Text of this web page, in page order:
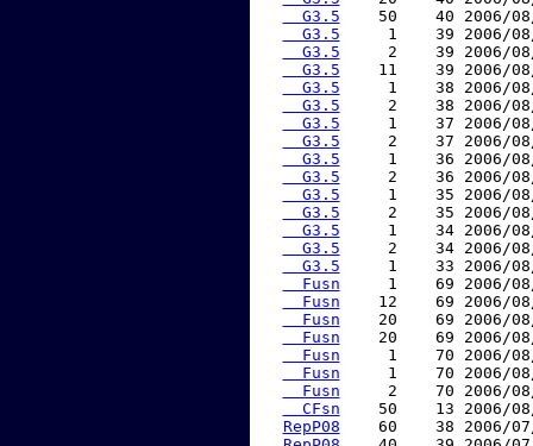
  G3.5
50    40 2006/
  G3.5
1    39 2006/
  G3.5
2    39 2006/
  G3.5
11    39 2006/
  G3.5
1    38 2006/
  G3.5
2    38 2006/
  G3.5
1    37 2006/
  G3.5
2    37 2006/
  G3.5
1    36 2006/
  G3.5
2    36 2006/
  G3.5
1    35 2006/
  G3.5
2    35 2006/
  G3.5
1    34 2006/
  G3.5
2    34 2006/
  G3.5
1    33 2006/
  Fusn
1    69 2006/
  Fusn
12    69 2006/
  Fusn
20    69 2006/
  Fusn
20    69 2006/
  Fusn
1    70 2006/
  Fusn
1    70 2006/
  Fusn
2    70 2006/
  CFsn
50    13 2006/
RepP08
60    38 2006/